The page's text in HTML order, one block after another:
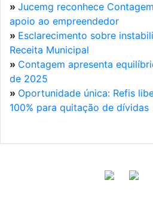
» Jucemg reconhece
apoio ao empreendedor
» Esclarecimento sobre
Receita Municipal
» Contagem apresenta
de 2025
» Oportunidade única: Refis
100% para quitação de dívidas